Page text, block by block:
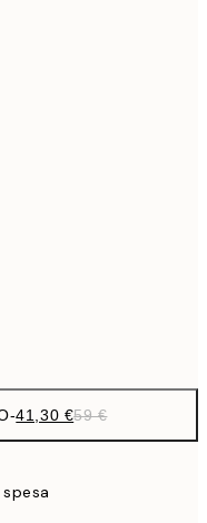
-41,30 €59 €